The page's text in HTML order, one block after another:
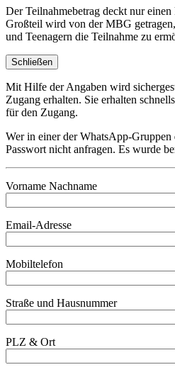
Der Teilnahmebetrag deckt nur
Großteil wird von der MBG
und Teenagern die Teilnahme zu
Schließen
Mit Hilfe der Angaben wird
Zugang erhalten. Sie erhalten
für den Zugang.
Wer in einer der WhatsApp-Gruppen
Passwort nicht anfragen. Es wurde
Vorname Nachname
Email-Adresse
Mobiltelefon
Straße und Hausnummer
PLZ & Ort